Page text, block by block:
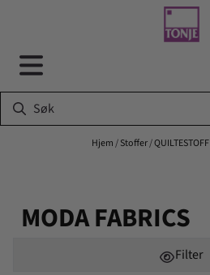
Hjem/Stoffer/QUILTESTOFF
MODA FABRICS
Filter